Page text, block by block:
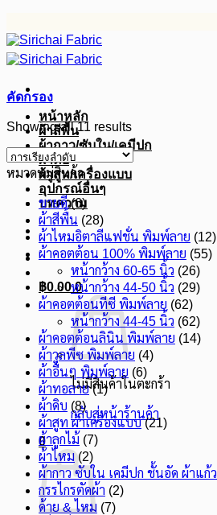
ไป
ยัง
หน้าหลัก
ผ้าสีพื้น
ผ้ากาว/ซับใน/เคมีปก
ผ้าดิบ
ผ้าสูท/เครื่องแบบ
อุปกรณ์อื่นๆ
บทความ
฿0.00 0
ไม่มีสินค้าในตะกร้า
กลับสู่หน้าร้านค้า
0
คัดกรอง
Showing all 11 results
หมวดหมู่สินค้า
ขายดี (6)
ผ้าสีพื้น (28)
ผ้าไหมอิตาลีแฟชั่น พิมพ์ลาย (12)
ผ้าคอตต้อน 100% พิมพ์ลาย (55)
หน้ากว้าง 60-65 นิ้ว (26)
หน้ากว้าง 44-50 นิ้ว (29)
ผ้าคอตต้อนทีซี พิมพ์ลาย (62)
หน้ากว้าง 44-45 นิ้ว (62)
ผ้าคอตต้อนลินิน พิมพ์ลาย (14)
ผ้าวูลพีซ พิมพ์ลาย (4)
ผ้าอื่นๆ พิมพ์ลาย (6)
ผ้าทอลาย (1)
ผ้าดิบ (8)
ผ้าสูท ผ้าเครื่องแบบ (21)
ผ้าลูกไม้ (7)
ผ้าไหม (2)
ผ้ากาว ซับใน เคมีปก ชั้นอัด ผ้าแก้ว
กรรไกรตัดผ้า (2)
ด้าย & ไหม (7)